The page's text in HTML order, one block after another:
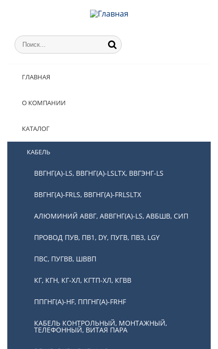
ГЛАВНАЯ
О КОМПАНИИ
КАТАЛОГ
КАБЕЛЬ
ВВГНГ(А)-LS, ВВГНГ(А)-LSLTX, ВВГЭНГ-LS
ВВГНГ(А)-FRLS, ВВГНГ(А)-FRLSLTX
АЛЮМИНИЙ АВВГ, АВВГНГ(А)-LS, АВБШВ, СИП
ПРОВОД ПУВ, ПВ1, DY, ПУГВ, ПВ3, LGY
ПВС, ПУГВВ, ШВВП
КГ, КГН, КГ-ХЛ, КГТП-ХЛ, КГВВ
ППГНГ(А)-HF, ППГНГ(А)-FRHF
КАБЕЛЬ КОНТРОЛЬНЫЙ, МОНТАЖНЫЙ,
ТЕЛЕФОННЫЙ, ВИТАЯ ПАРА